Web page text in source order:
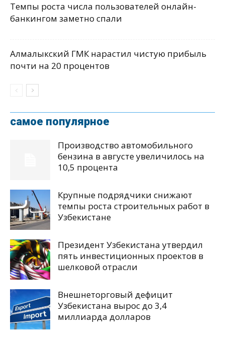
Темпы роста числа пользователей онлайн-
банкингом заметно спали
Алмалыкский ГМК нарастил чистую прибыль
почти на 20 процентов
самое популярное
Производство автомобильного
бензина в августе увеличилось на
10,5 процента
Крупные подрядчики снижают
темпы роста строительных работ в
Узбекистане
Президент Узбекистана утвердил
пять инвестиционных проектов в
шелковой отрасли
Внешнеторговый дефицит
Узбекистана вырос до 3,4
миллиарда долларов